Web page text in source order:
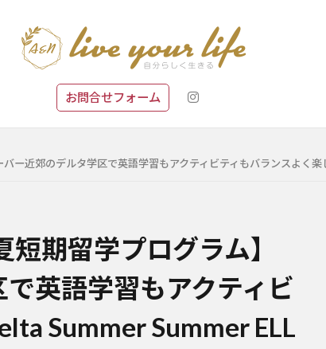
お問合せフォーム
ー近郊のデルタ学区で英語学習もアクティビティもバランスよく
期留学プログラム】
英語学習もアクティビ
Summer Summer ELL